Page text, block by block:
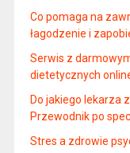
Co pomaga na
łagodzenie i
Serwis z
dietetycznych
Do jakiego lekarza
Przewodnik po
Stres a zdrowie